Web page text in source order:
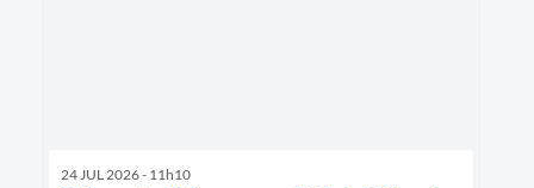
24 JUL 2026 - 11h10